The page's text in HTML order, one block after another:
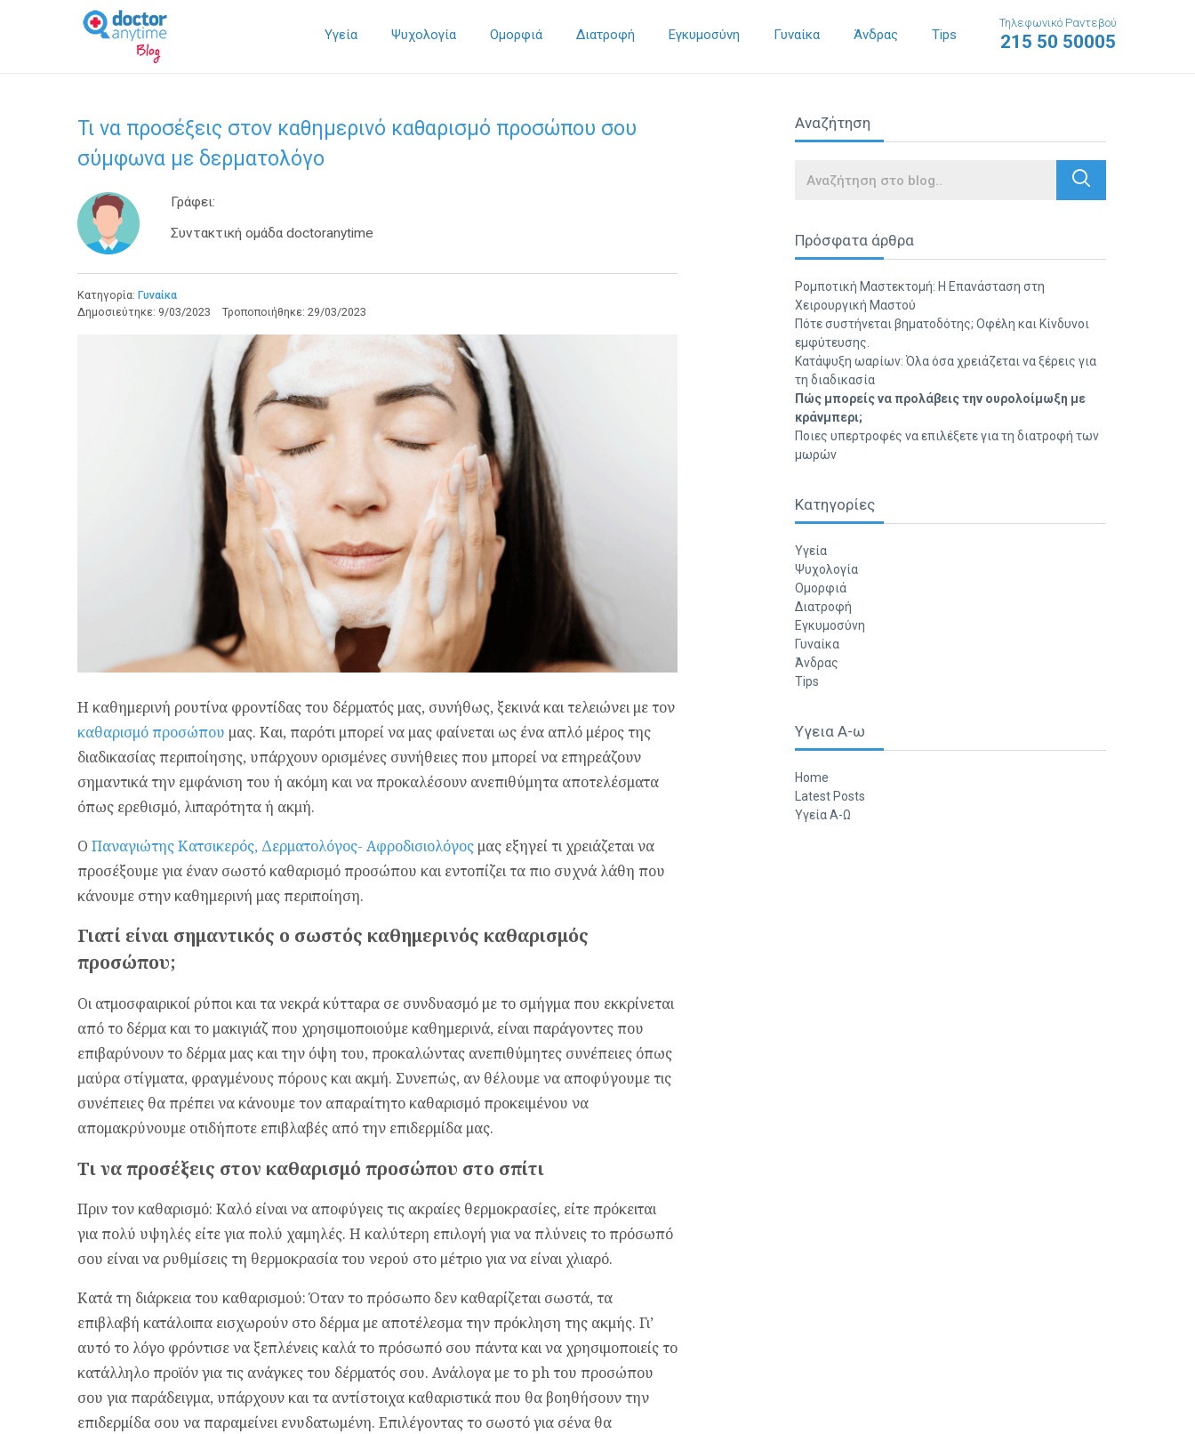
Υγεία Ψυχολογία Ομορφιά Διατροφή Εγκυμοσύνη Γυναίκα Άνδρας Tips
Τηλεφωνικό Ραντεβού
215 50 50005
Τι να προσέξεις στον καθημερινό καθαρισμό προσώπου σου
σύμφωνα με δερματολόγο
Γράφει:
Συντακτική ομάδα doctoranytime
Κατηγορία: Γυναίκα
Δημοσιεύτηκε: 9/03/2023 Τροποποιήθηκε: 29/03/2023
Η καθημερινή ρουτίνα φροντίδας του δέρματός μας, συνήθως, ξεκινά και τελειώνει με τον
καθαρισμό προσώπου μας. Και, παρότι μπορεί να μας φαίνεται ως ένα απλό μέρος της
διαδικασίας περιποίησης, υπάρχουν ορισμένες συνήθειες που μπορεί να επηρεάζουν
σημαντικά την εμφάνιση του ή ακόμη και να προκαλέσουν ανεπιθύμητα αποτελέσματα
όπως ερεθισμό, λιπαρότητα ή ακμή.
Ο Παναγιώτης Κατσικερός, Δερματολόγος- Αφροδισιολόγος μας εξηγεί τι χρειάζεται να
προσέξουμε για έναν σωστό καθαρισμό προσώπου και εντοπίζει τα πιο συχνά λάθη που
κάνουμε στην καθημερινή μας περιποίηση.
Γιατί είναι σημαντικός ο σωστός καθημερινός καθαρισμός
προσώπου;
Οι ατμοσφαιρικοί ρύποι και τα νεκρά κύτταρα σε συνδυασμό με το σμήγμα που εκκρίνεται
από το δέρμα και το μακιγιάζ που χρησιμοποιούμε καθημερινά, είναι παράγοντες που
επιβαρύνουν το δέρμα μας και την όψη του, προκαλώντας ανεπιθύμητες συνέπειες όπως
μαύρα στίγματα, φραγμένους πόρους και ακμή. Συνεπώς, αν θέλουμε να αποφύγουμε τις
συνέπειες θα πρέπει να κάνουμε τον απαραίτητο καθαρισμό προκειμένου να
απομακρύνουμε οτιδήποτε επιβλαβές από την επιδερμίδα μας.
Τι να προσέξεις στον καθαρισμό προσώπου στο σπίτι
Πριν τον καθαρισμό: Καλό είναι να αποφύγεις τις ακραίες θερμοκρασίες, είτε πρόκειται
για πολύ υψηλές είτε για πολύ χαμηλές. Η καλύτερη επιλογή για να πλύνεις το πρόσωπό
σου είναι να ρυθμίσεις τη θερμοκρασία του νερού στο μέτριο για να είναι χλιαρό.
Κατά τη διάρκεια του καθαρισμού: Όταν το πρόσωπο δεν καθαρίζεται σωστά, τα
επιβλαβή κατάλοιπα εισχωρούν στο δέρμα με αποτέλεσμα την πρόκληση της ακμής. Γι’
αυτό το λόγο φρόντισε να ξεπλένεις καλά το πρόσωπό σου πάντα και να χρησιμοποιείς το
κατάλληλο προϊόν για τις ανάγκες του δέρματός σου. Ανάλογα με το ph του προσώπου
σου για παράδειγμα, υπάρχουν και τα αντίστοιχα καθαριστικά που θα βοηθήσουν την
επιδερμίδα σου να παραμείνει ενυδατωμένη. Επιλέγοντας το σωστό για σένα θα
Αναζήτηση
Search
Πρόσφατα άρθρα
Ρομποτική Μαστεκτομή: Η Επανάσταση στη
Χειρουργική Μαστού
Πότε συστήνεται βηματοδότης; Οφέλη και Κίνδυνοι
εμφύτευσης.
Κατάψυξη ωαρίων: Όλα όσα χρειάζεται να ξέρεις για
τη διαδικασία
Πώς μπορείς να προλάβεις την ουρολοίμωξη με
κράνμπερι;
Ποιες υπερτροφές να επιλέξετε για τη διατροφή των
μωρών
Κατηγορίες
Υγεία
Ψυχολογία
Ομορφιά
Διατροφή
Εγκυμοσύνη
Γυναίκα
Άνδρας
Tips
Υγεια Α-ω
Home
Latest Posts
Υγεία Α-Ω